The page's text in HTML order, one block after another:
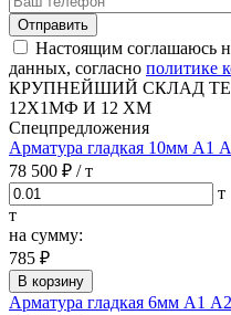
Отправить
Настоящим соглашаюсь
данных, согласно политике
КРУПНЕЙШИЙ СКЛАД
12Х1МФ И 12 ХМ
Спецпредложения
Арматура гладкая 10мм А1
78 500 ₽ / т
т
т
на сумму:
785 ₽
В корзину
Арматура гладкая 6мм А1